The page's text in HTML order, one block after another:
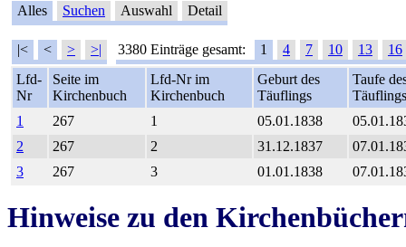
Alles Suchen Auswahl Detail
|< < > >| 3380 Einträge gesamt: 1 4 7 10 13
16
Lfd-
Nr
Seite im
Kirchenbuch
Lfd-Nr im
Kirchenbuch
Geburt des
Täuflings
Taufe
Täuflings
1
267 1 05.01.1838
2
267 2 31.12.1837
3
267 3 01.01.1838
Hinweise zu den